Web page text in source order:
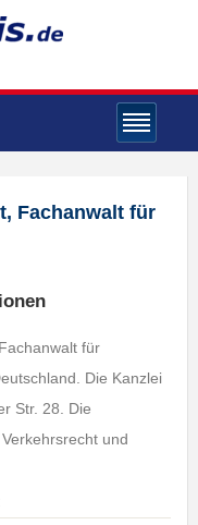
Fachanwalt für
für
Die Kanzlei
Str. 28. Die
und